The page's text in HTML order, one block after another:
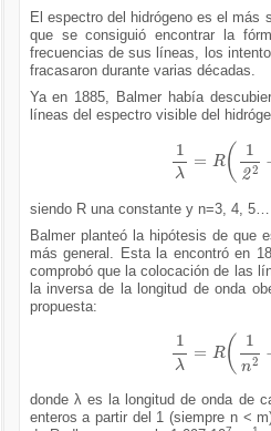
El espectro del hidrógeno es el más
que se consiguió encontrar la
frecuencias de sus líneas, los
fracasaron durante varias décadas.
Ya en 1885, Balmer había
líneas del espectro visible del
R1 2
siendo R una constante y n=3, 4, 5…
Balmer planteó la hipótesis de que
más general. Esta la encontró en
comprobó que la colocación de las
la inversa de la longitud de onda
propuesta:
R1 n
donde λ es la longitud de onda de
enteros a partir del 1 (siempre n <